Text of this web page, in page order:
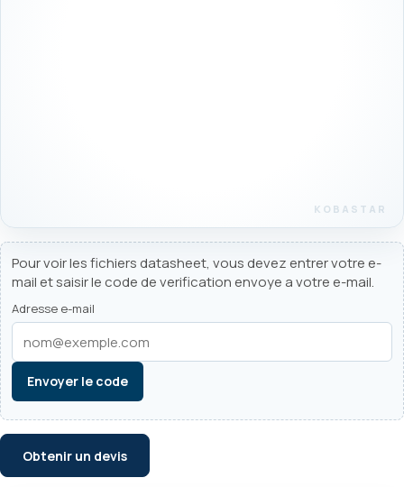
Pour voir les fichiers datasheet, vous devez entrer votre e-
mail et saisir le code de verification envoye a votre e-mail.
Adresse e-mail
Envoyer le code
Obtenir un devis